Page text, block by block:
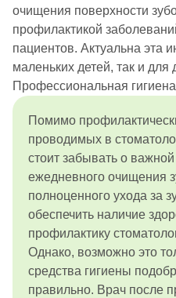
очищения поверхности
профилактикой
пациентов. Актуальна эта
маленьких детей, так и
Профессиональная
Помимо
проводимых в
стоит забывать о
ежедневного очищения
полноценного ухода за
обеспечить наличие
профилактику
Однако, возможно это
средства гигиены
правильно. Врач после